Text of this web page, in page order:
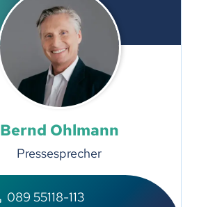
Bernd Ohlmann
Pressesprecher
089 55118-113